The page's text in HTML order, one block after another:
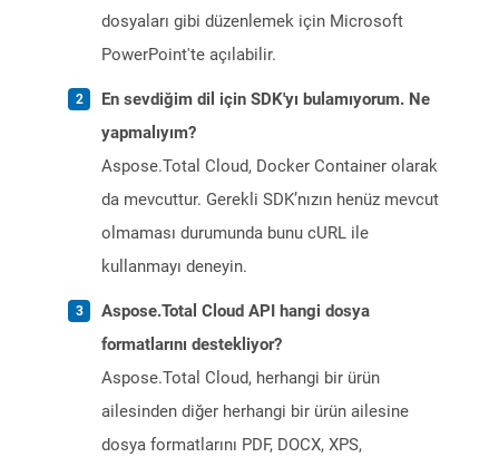
dosyaları gibi düzenlemek için Microsoft
PowerPoint'te açılabilir.
En sevdiğim dil için SDK'yı bulamıyorum. Ne
yapmalıyım?
Aspose.Total Cloud, Docker Container olarak
da mevcuttur. Gerekli SDK’nızın henüz mevcut
olmaması durumunda bunu cURL ile
kullanmayı deneyin.
Aspose.Total Cloud API hangi dosya
formatlarını destekliyor?
Aspose.Total Cloud, herhangi bir ürün
ailesinden diğer herhangi bir ürün ailesine
dosya formatlarını PDF, DOCX, XPS,